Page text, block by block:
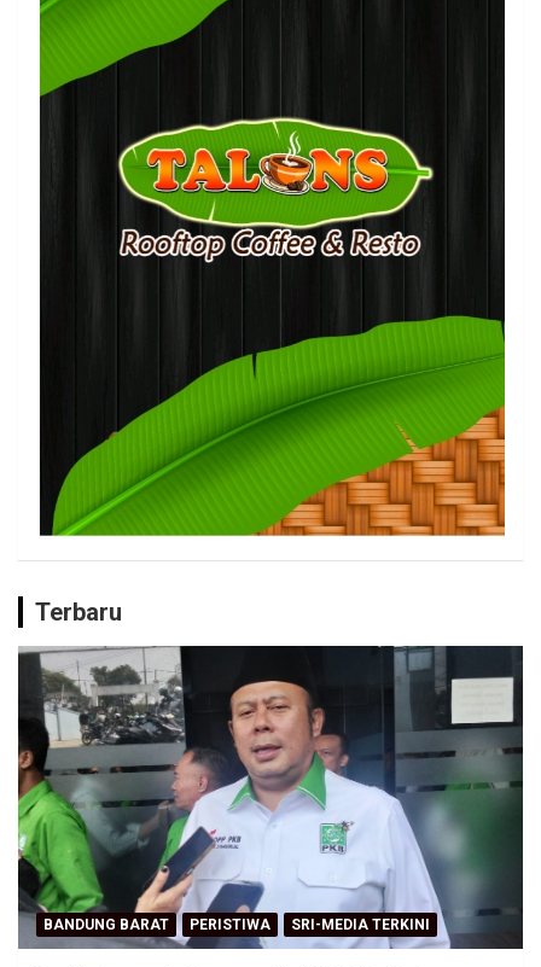
Terbaru
BANDUNG BARAT PERISTIWA SRI-MEDIA TERKINI